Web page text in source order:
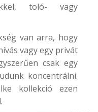
toló- vagy
van arra, hogy
vagy egy privát
csak egy
koncentrálni.
kollekció ezen